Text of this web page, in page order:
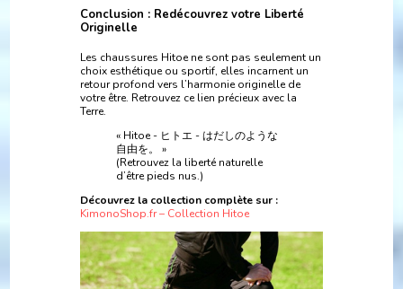
Conclusion : Redécouvrez votre Liberté
Originelle
Les chaussures Hitoe ne sont pas seulement un
choix esthétique ou sportif, elles incarnent un
retour profond vers l’harmonie originelle de
votre être. Retrouvez ce lien précieux avec la
Terre.
« Hitoe - ヒトエ - はだしのような
自由を。 »
(Retrouvez la liberté naturelle
d’être pieds nus.)
Découvrez la collection complète sur :
KimonoShop.fr – Collection Hitoe